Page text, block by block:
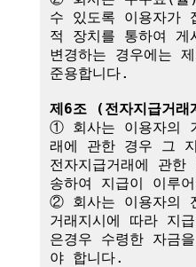
수 있도록 이용자가
적 장치를 통하여
변경하는 경우에는
준용합니다.
제6조 (전자지급거래
① 회사는 이용자의
래에 관한 경우 그
전자지급거래에 관
송하여 지급이 이루
② 회사는 이용자의
거래지시에 따라 지
은경우 수령한 자금
야 합니다.